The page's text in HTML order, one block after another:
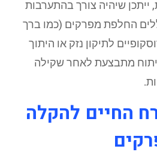
ייתכן שיהיה צורך בהתערבות
החלפת מפרקים (כמו ברך
לתיקון נזק או היתוך
מתבצעת לאחר שקילה
החיים להקלה